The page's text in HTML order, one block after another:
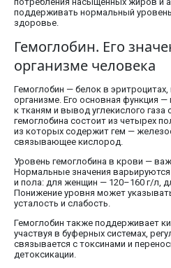
поддерживать нормальный
здоровье.
Гемоглобин. Его
организме человека
Гемоглобин — белок в
организме. Его основная функция
к тканям и вывод углекислого газа
гемоглобина состоит из четырех
из которых содержит гем —
связывающее кислород.
Уровень гемоглобина в крови —
Нормальные значения
и пола: для женщин — 120–160 г/л,
Понижение уровня может
усталость и слабость.
Гемоглобин также поддерживает
участвуя в буферных системах,
связывается с токсинами и
детоксикации.